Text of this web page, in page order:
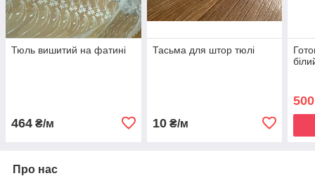
Тюль вишитий на фатині
464 ₴/м
Тасьма для штор тюлі
10₴/м
500
Про нас